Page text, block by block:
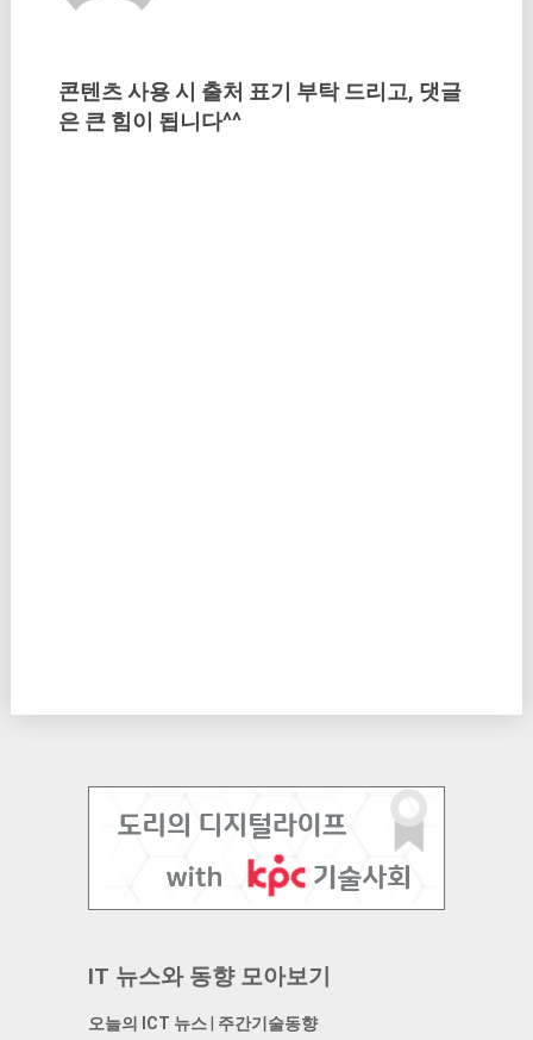
콘텐츠 사용 시 출처 표기 부탁 드리고, 댓글
은 큰 힘이 됩니다^^
IT 뉴스와 동향 모아보기
오늘의 ICT 뉴스| 주간기술동향